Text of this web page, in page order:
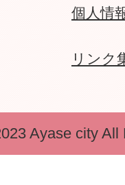
個人情
リンク
Ayase city